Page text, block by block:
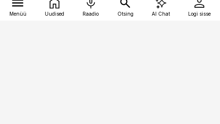
Menüü Uudised Raadio Otsing AI Chat Logi sisse